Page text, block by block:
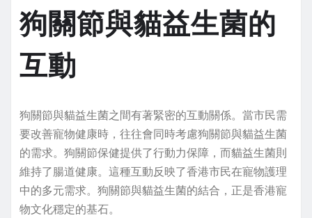
狗關節與貓益生菌的
互動
狗關節與貓益生菌之間有著緊密的互動關係。當市民需
要改善寵物健康時，往往會同時考慮狗關節與貓益生菌
的需求。狗關節保健提供了行動力保障，而貓益生菌則
維持了腸道健康。這種互動反映了香港市民在寵物護理
中的多元需求。狗關節與貓益生菌的結合，正是香港寵
物文化穩定的基石。